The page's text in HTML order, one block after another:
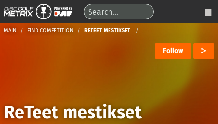
MAIN FIND COMPETITION RETEET MESTIKSET
Follow
ReTeet mestikset